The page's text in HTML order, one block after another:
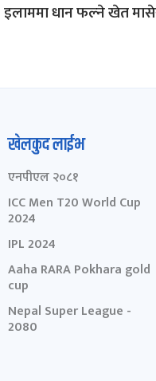
इलाममा धान फल्ने खेत
खेलकुद लाईभ
एनपीएल २०८१
ICC Men T20 World Cup
2024
IPL 2024
Aaha RARA Pokhara gold
cup
Nepal Super League -
2080